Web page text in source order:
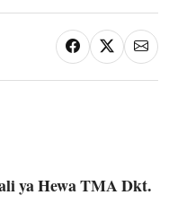
ya Hewa TMA Dkt.